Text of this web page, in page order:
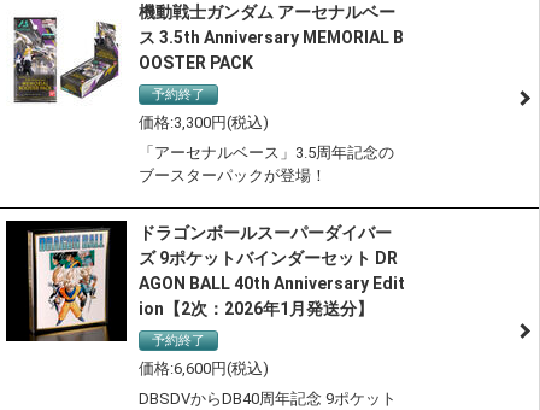
機動戦士ガンダム アーセナルベー
ス 3.5th Anniversary MEMORIAL B
OOSTER PACK
予約終了
3,300
「アーセナルベース」3.5周年記念の
ブースターパックが登場！
ドラゴンボールスーパーダイバー
ズ 9ポケットバインダーセット DR
AGON BALL 40th Anniversary Edit
ion【2次：2026年1月発送分】
予約終了
6,600
DBSDVからDB40周年記念 9ポケット